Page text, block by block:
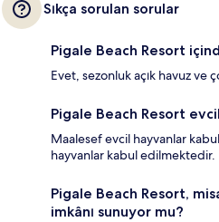
Sıkça sorulan sorular
Pigale Beach Resort
Evet, sezonluk açık havuz ve
Pigale Beach Resort
Maalesef evcil hayvanlar
hayvanlar kabul edilmektedir.
Pigale Beach Resort,
imkânı sunuyor mu?